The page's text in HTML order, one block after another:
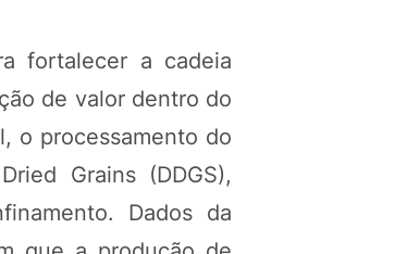
fortalecer a cadeia
de valor dentro do
o processamento do
Grains (DDGS),
Dados da